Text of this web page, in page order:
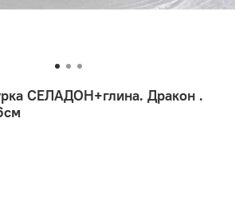
СЕЛАДОН+глина. Дракон .